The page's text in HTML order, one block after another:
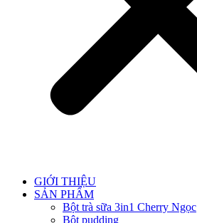
GIỚI THIỆU
SẢN PHẨM
Bột trà sữa 3in1 Cherry Ngọc
Bột pudding